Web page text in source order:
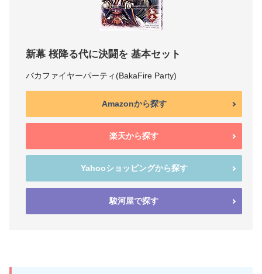
新幕 桜降る代に決闘を 基本セット
バカファイヤーパーティ(BakaFire Party)
Amazonから探す
楽天から探す
Yahooショッピングから探す
駿河屋で探す